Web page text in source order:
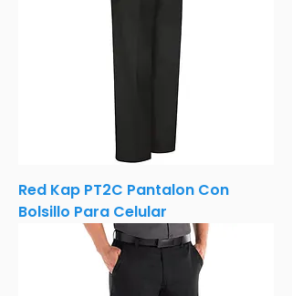
Red Kap PT2C Pantalon Con
Bolsillo Para Celular